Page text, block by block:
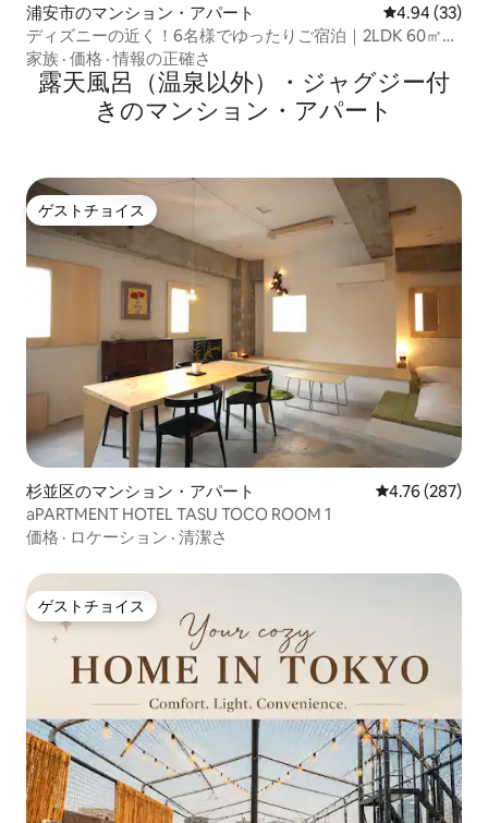
浦安市のマンション・アパート レビュー33
4.94 (33)
ディズニーの近く！6名様でゆったりご宿泊｜2LDK 60㎡｜
東京駅16分、海浜幕張13分｜無料駐車場2台分
家族 · 価格 ·情報の正確さ
露天風呂（温泉以外）・ジャグジー付
きのマンション・アパート
ゲストチョイス
ゲストチョイス
杉並区のマンション・アパート レビュー287
4.76 (287)
aPARTMENT HOTEL TASU TOCO ROOM 1
価格 · ロケーション · 清潔さ
ゲストチョイス
ゲストチョイス